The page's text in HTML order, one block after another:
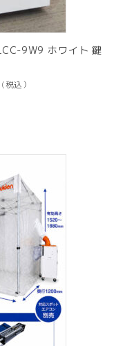
9W9 ホワイト 鍵
現
で
。
(税込）